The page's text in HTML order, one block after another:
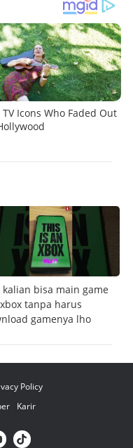
kalian bisa main game
tanpa harus
gamenya lho
Policy
Karir